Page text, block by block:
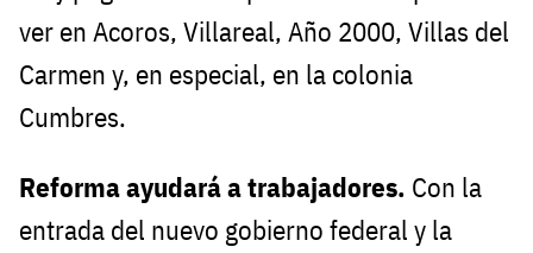
ver en Acoros, Villareal, Año 2000, Villas del
Carmen y, en especial, en la colonia
Cumbres.
Reforma ayudará a trabajadores. Con la
entrada del nuevo gobierno federal y la